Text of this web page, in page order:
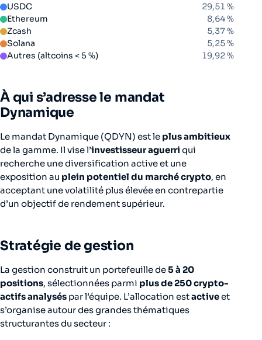
USDC
29,51 %
Ethereum
8,64 %
Zcash
5,37 %
Solana
5,25 %
Autres (altcoins < 5 %)
19,92 %
À qui s’adresse le mandat
Dynamique
Le mandat Dynamique (QDYN) est le plus ambitieux
de la gamme. Il vise l’investisseur aguerri qui
recherche une diversification active et une
exposition au plein potentiel du marché crypto, en
acceptant une volatilité plus élevée en contrepartie
d’un objectif de rendement supérieur.
Stratégie de gestion
La gestion construit un portefeuille de5 à 20
positions, sélectionnées parmi plus de 250 crypto-
actifs analysés par l’équipe. L’allocation estactiveet
s’organise autour des grandes thématiques
structurantes du secteur :